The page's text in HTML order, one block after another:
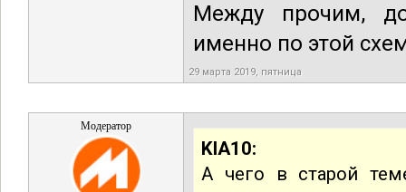
Между прочим,
именно по этой
29 марта 2019, пятница
Модератор
KIA10:
А чего в старой